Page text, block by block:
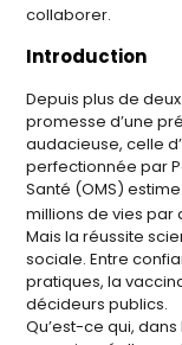
collaborer.
Introduction
Depuis plus de
promesse d’une
audacieuse, celle
perfectionnée par
Santé (OMS)
millions de vies par
Mais la réussite
sociale. Entre
pratiques, la
décideurs publics.
Qu’est-ce qui,